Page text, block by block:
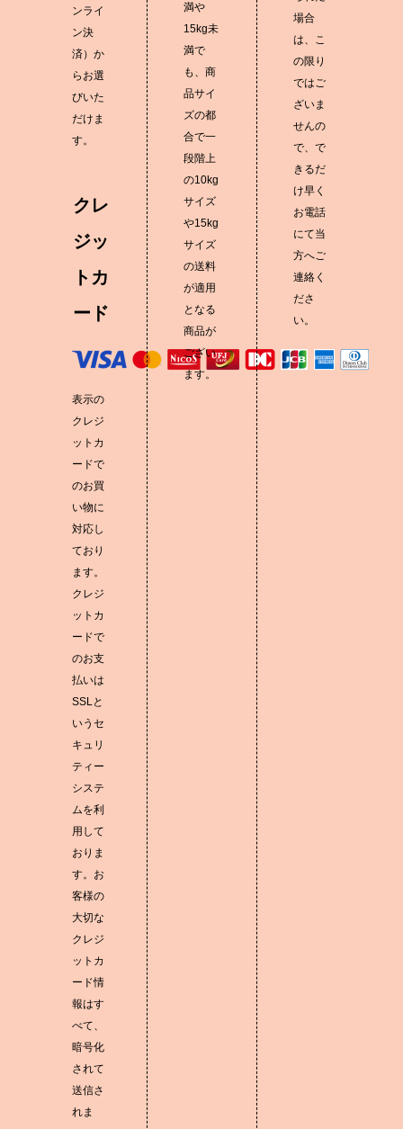
ンライ
ン決
済）か
らお選
びいた
だけま
す。
クレ
ジッ
トカ
ード
表示の
クレジ
ットカ
ードで
のお買
い物に
対応し
ており
ます。
クレジ
ットカ
ードで
のお支
払いは
SSLと
いうセ
キュリ
ティー
システ
ムを利
用して
おりま
す。お
客様の
大切な
クレジ
ットカ
ード情
報はす
べて、
暗号化
されて
送信さ
れま
満や
15kg未
満で
も、商
品サイ
ズの都
合で一
段階上
の10kg
サイズ
や15kg
サイズ
の送料
が適用
となる
商品が
ござい
ます。
場合
は、こ
の限り
ではご
ざいま
せんの
で、で
きるだ
け早く
お電話
にて当
方へご
連絡く
ださ
い。